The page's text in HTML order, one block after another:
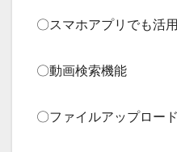
〇スマホアプリでも活
〇動画検索機能
〇ファイルアップロー